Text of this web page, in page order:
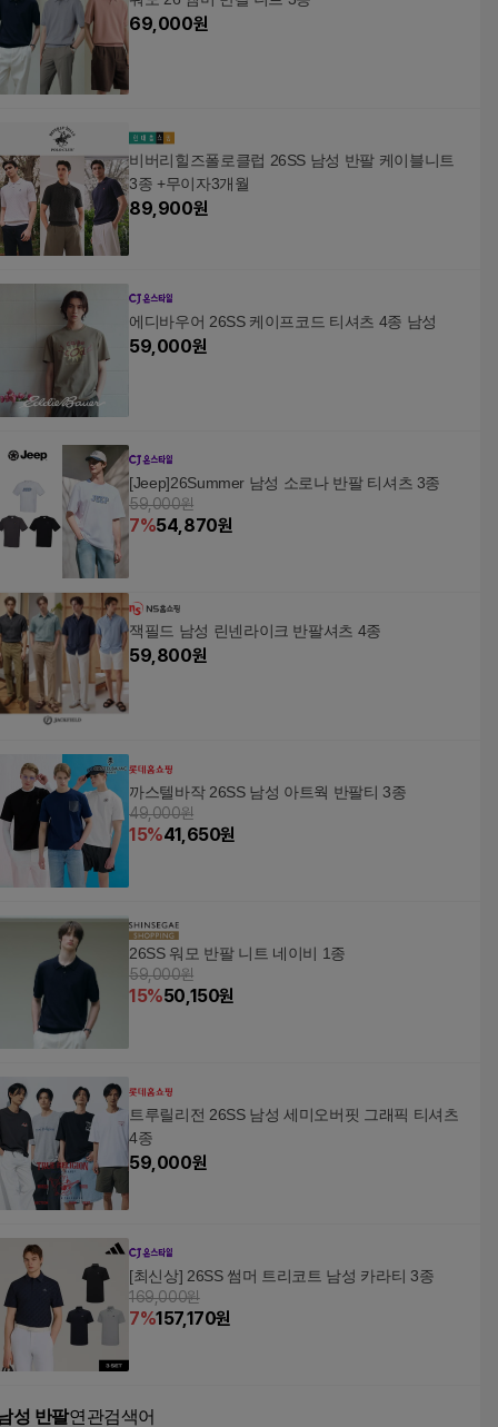
69,000원
비버리힐즈폴로클럽 26SS 남성 반팔 케이블니트
3종 +무이자3개월
89,900원
에디바우어 26SS 케이프코드 티셔츠 4종 남성
59,000원
[Jeep]26Summer 남성 소로나 반팔 티셔츠 3종
59,000원
7%54,870원
잭필드 남성 린넨라이크 반팔셔츠 4종
59,800원
까스텔바작 26SS 남성 아트웍 반팔티 3종
49,000원
15%41,650원
26SS 워모 반팔 니트 네이비 1종
59,000원
15%50,150원
트루릴리전 26SS 남성 세미오버핏 그래픽 티셔츠
4종
59,000원
[최신상] 26SS 썸머 트리코트 남성 카라티 3종
169,000원
7%157,170원
성 반팔연관검색어